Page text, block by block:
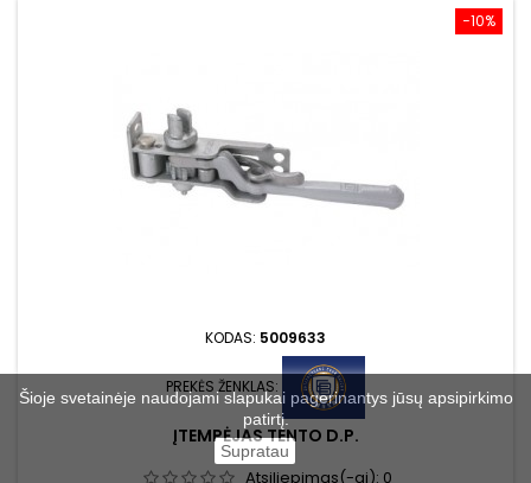
−10%
KODAS: 5009633
PREKĖS ŽENKLAS:
ĮTEMPĖJAS TENTO D.P.
Atsiliepimas(-ai): 0
Šioje svetainėje naudojami slapukai pagerinantys jūsų apsipirkimo
patirtį.
Supratau